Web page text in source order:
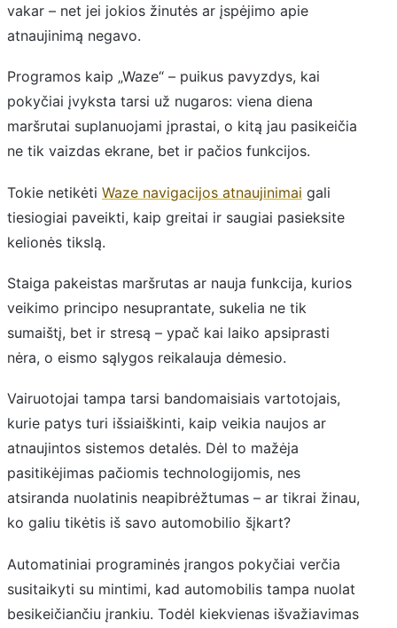
vakar – net jei jokios žinutės ar įspėjimo apie
atnaujinimą negavo.
Programos kaip „Waze“ – puikus pavyzdys, kai
pokyčiai įvyksta tarsi už nugaros: viena diena
maršrutai suplanuojami įprastai, o kitą jau pasikeičia
ne tik vaizdas ekrane, bet ir pačios funkcijos.
Tokie netikėti Waze navigacijos atnaujinimai gali
tiesiogiai paveikti, kaip greitai ir saugiai pasieksite
kelionės tikslą.
Staiga pakeistas maršrutas ar nauja funkcija, kurios
veikimo principo nesuprantate, sukelia ne tik
sumaištį, bet ir stresą – ypač kai laiko apsiprasti
nėra, o eismo sąlygos reikalauja dėmesio.
Vairuotojai tampa tarsi bandomaisiais vartotojais,
kurie patys turi išsiaiškinti, kaip veikia naujos ar
atnaujintos sistemos detalės. Dėl to mažėja
pasitikėjimas pačiomis technologijomis, nes
atsiranda nuolatinis neapibrėžtumas – ar tikrai žinau,
ko galiu tikėtis iš savo automobilio šįkart?
Automatiniai programinės įrangos pokyčiai verčia
susitaikyti su mintimi, kad automobilis tampa nuolat
besikeičiančiu įrankiu. Todėl kiekvienas išvažiavimas